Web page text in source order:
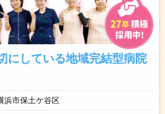
にしている地域完結型病院
浜市保土ケ谷区